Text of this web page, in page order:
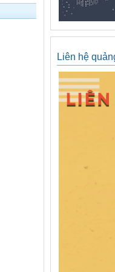
Liên hệ